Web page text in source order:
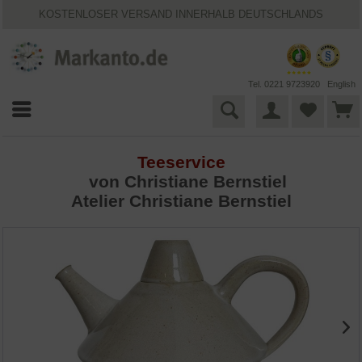
KOSTENLOSER VERSAND INNERHALB DEUTSCHLANDS
BESTPRICE-GARANTIE
Tel. 0221 9723920 English
Teeservice
von Christiane Bernstiel
Atelier Christiane Bernstiel